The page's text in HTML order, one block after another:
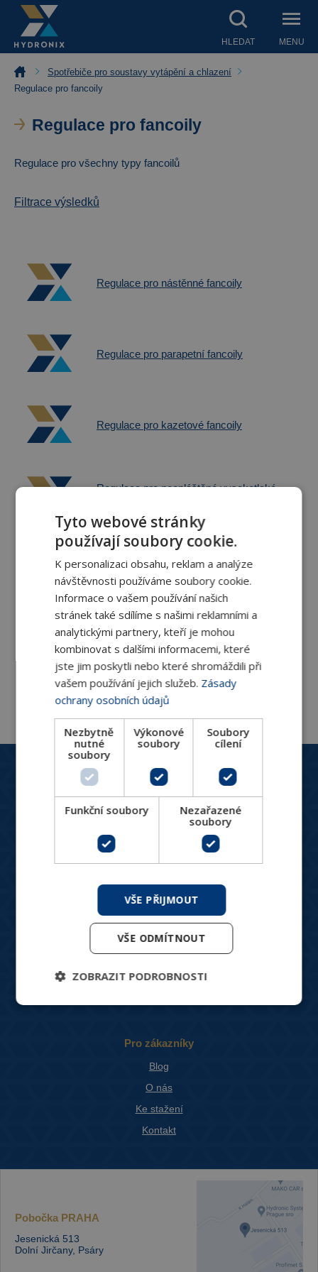
HLEDAT MENU
Spotřebiče pro soustavy vytápění a chlazení
Regulace pro fancoily
Regulace pro fancoily
Regulace pro všechny typy fancoilů
Filtrace výsledků
Regulace pro nástěnné fancoily
Regulace pro parapetní fancoily
Regulace pro kazetové fancoily
Regulace pro neopláštěné vysokotlaké
Regulace pro fancoily pro bytové použití
Regulace pro hotelové fancoily
+420 244 466 792
Po-Pá: 8:30 - 16:00
hydronix@hydronix.cz
HVAC ventily
Spotřebiče pro vytápění a chlazení
Měření a regulace
Větrání, rekuperace, VZT
Designové produkty
Pro zákazníky
Blog
O nás
Ke stažení
Kontakt
Pobočka PRAHA
Jesenická 513
Dolní Jirčany, Psáry
Tyto webové stránky
používají soubory cookie.
K personalizaci obsahu, reklam a analýze
návštěvnosti používáme soubory cookie.
Informace o vašem používání našich
stránek také sdílíme s našimi reklamními a
analytickými partnery, kteří je mohou
kombinovat s dalšími informacemi, které
jste jim poskytli nebo které shromáždili při
vašem používání jejich služeb. Zásady
ochrany osobních údajů
Nezbytně
nutné
soubory
Výkonové
soubory
Soubory
cílení
Funkční soubory
Nezařazené
soubory
VŠE PŘIJMOUT
VŠE ODMÍTNOUT
ZOBRAZIT PODROBNOSTI